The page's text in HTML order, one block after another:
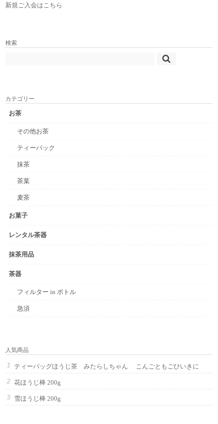
新規ご入会はこちら
検索
カテゴリー
お茶
その他お茶
ティーバック
抹茶
茶葉
麦茶
お菓子
レンタル茶器
抹茶用品
茶器
フィルター in ボトル
急須
人気商品
ティーバッグほうじ茶 みたらしちゃん こんごともごひいきに
花ほうじ棒 200g
雪ほうじ棒 200g